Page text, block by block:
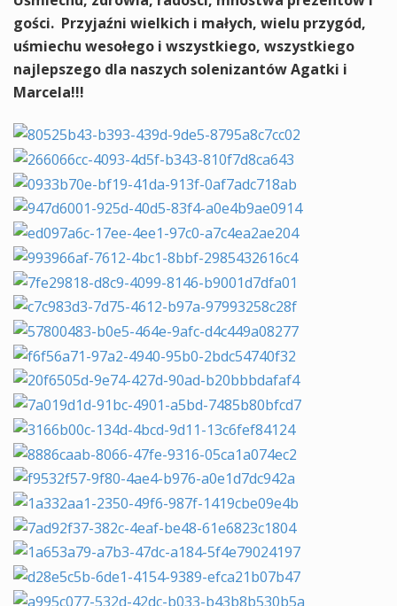
gości. Przyjaźni wielkich i małych, wielu przygód,
uśmiechu wesołego i wszystkiego, wszystkiego
najlepszego dla naszych solenizantów Agatki i
Marcela!!!